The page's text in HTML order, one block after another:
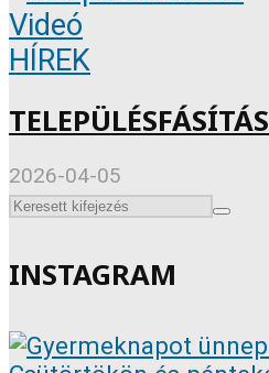
Videó
HÍREK
TELEPÜLÉSFÁSÍTÁS
2026-04-05
INSTAGRAM